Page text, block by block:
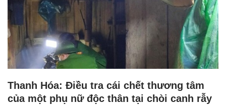
Thanh Hóa: Điều tra cái chết thương tâm
của một phụ nữ độc thân tại chòi canh rẫy